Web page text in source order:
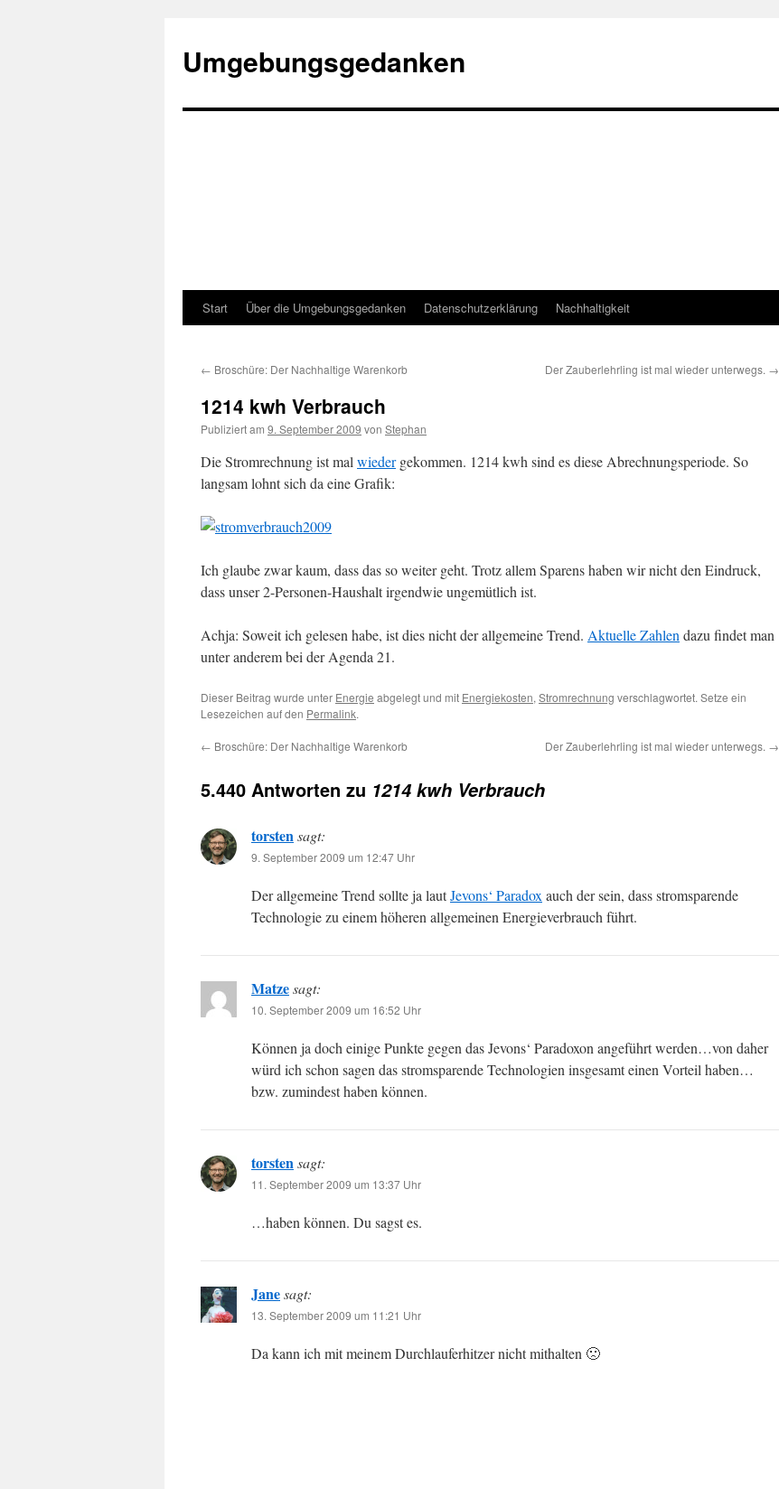
Umgebungsgedanken
Zum
springen
Start Über die Umgebungsgedanken Datenschutzerklärung Nachhaltigkeit
← Broschüre: Der Nachhaltige Warenkorb Der Zauberlehrling ist mal wieder unterwegs. →
1214 kwh Verbrauch
Publiziert am 9. September 2009 von Stephan
Die Stromrechnung ist mal wiedergekommen. 1214 kwh sind es diese Abrechnungsperiode. So
langsam lohnt sich da eine Grafik:
Ich glaube zwar kaum, dass das so weiter geht. Trotz allem Sparens haben wir nicht den Eindruck,
dass unser 2-Personen-Haushalt irgendwie ungemütlich ist.
Achja: Soweit ich gelesen habe, ist dies nicht der allgemeine Trend. Aktuelle Zahlen dazu findet man
unter anderem bei der Agenda 21.
Dieser Beitrag wurde unter Energie abgelegt und mit Energiekosten, Stromrechnung verschlagwortet. Setze ein
Lesezeichen auf den Permalink.
← Broschüre: Der Nachhaltige Warenkorb Der Zauberlehrling ist mal wieder unterwegs. →
5.440 Antworten zu 1214 kwh Verbrauch
torstensagt:
9. September 2009 um 12:47 Uhr
Der allgemeine Trend sollte ja lautJevons‘ Paradox auch der sein, dass stromsparende
Technologie zu einem höheren allgemeinen Energieverbrauch führt.
Matzesagt:
10. September 2009 um 16:52 Uhr
Können ja doch einige Punkte gegen das Jevons‘ Paradoxon angeführt werden…von daher
würd ich schon sagen das stromsparende Technologien insgesamt einen Vorteil haben…
bzw. zumindest haben können.
torstensagt:
11. September 2009 um 13:37 Uhr
…haben können. Du sagst es.
Janesagt:
13. September 2009 um 11:21 Uhr
Da kann ich mit meinem Durchlauferhitzer nicht mithalten 🙁